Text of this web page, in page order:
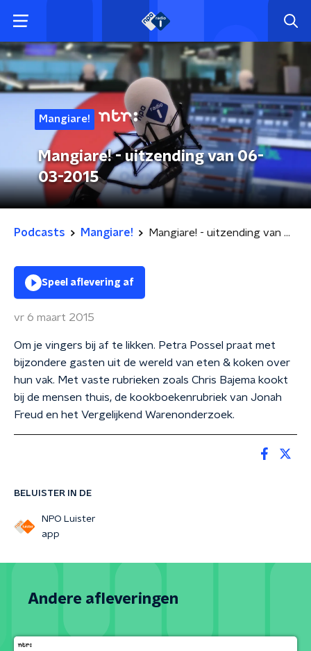
Mangiare!
Mangiare! - uitzending van 06-
03-2015
Podcasts Mangiare! Mangiare! - uitzending van 06-03-2015
BELUISTER IN DE
NPO Luister
app
Speel aflevering af
vr 6 maart 2015
Om je vingers bij af te likken. Petra Possel praat met
bijzondere gasten uit de wereld van eten & koken over
hun vak. Met vaste rubrieken zoals Chris Bajema kookt
bij de mensen thuis, de kookboekenrubriek van Jonah
Freud en het Vergelijkend Warenonderzoek.
Andere afleveringen